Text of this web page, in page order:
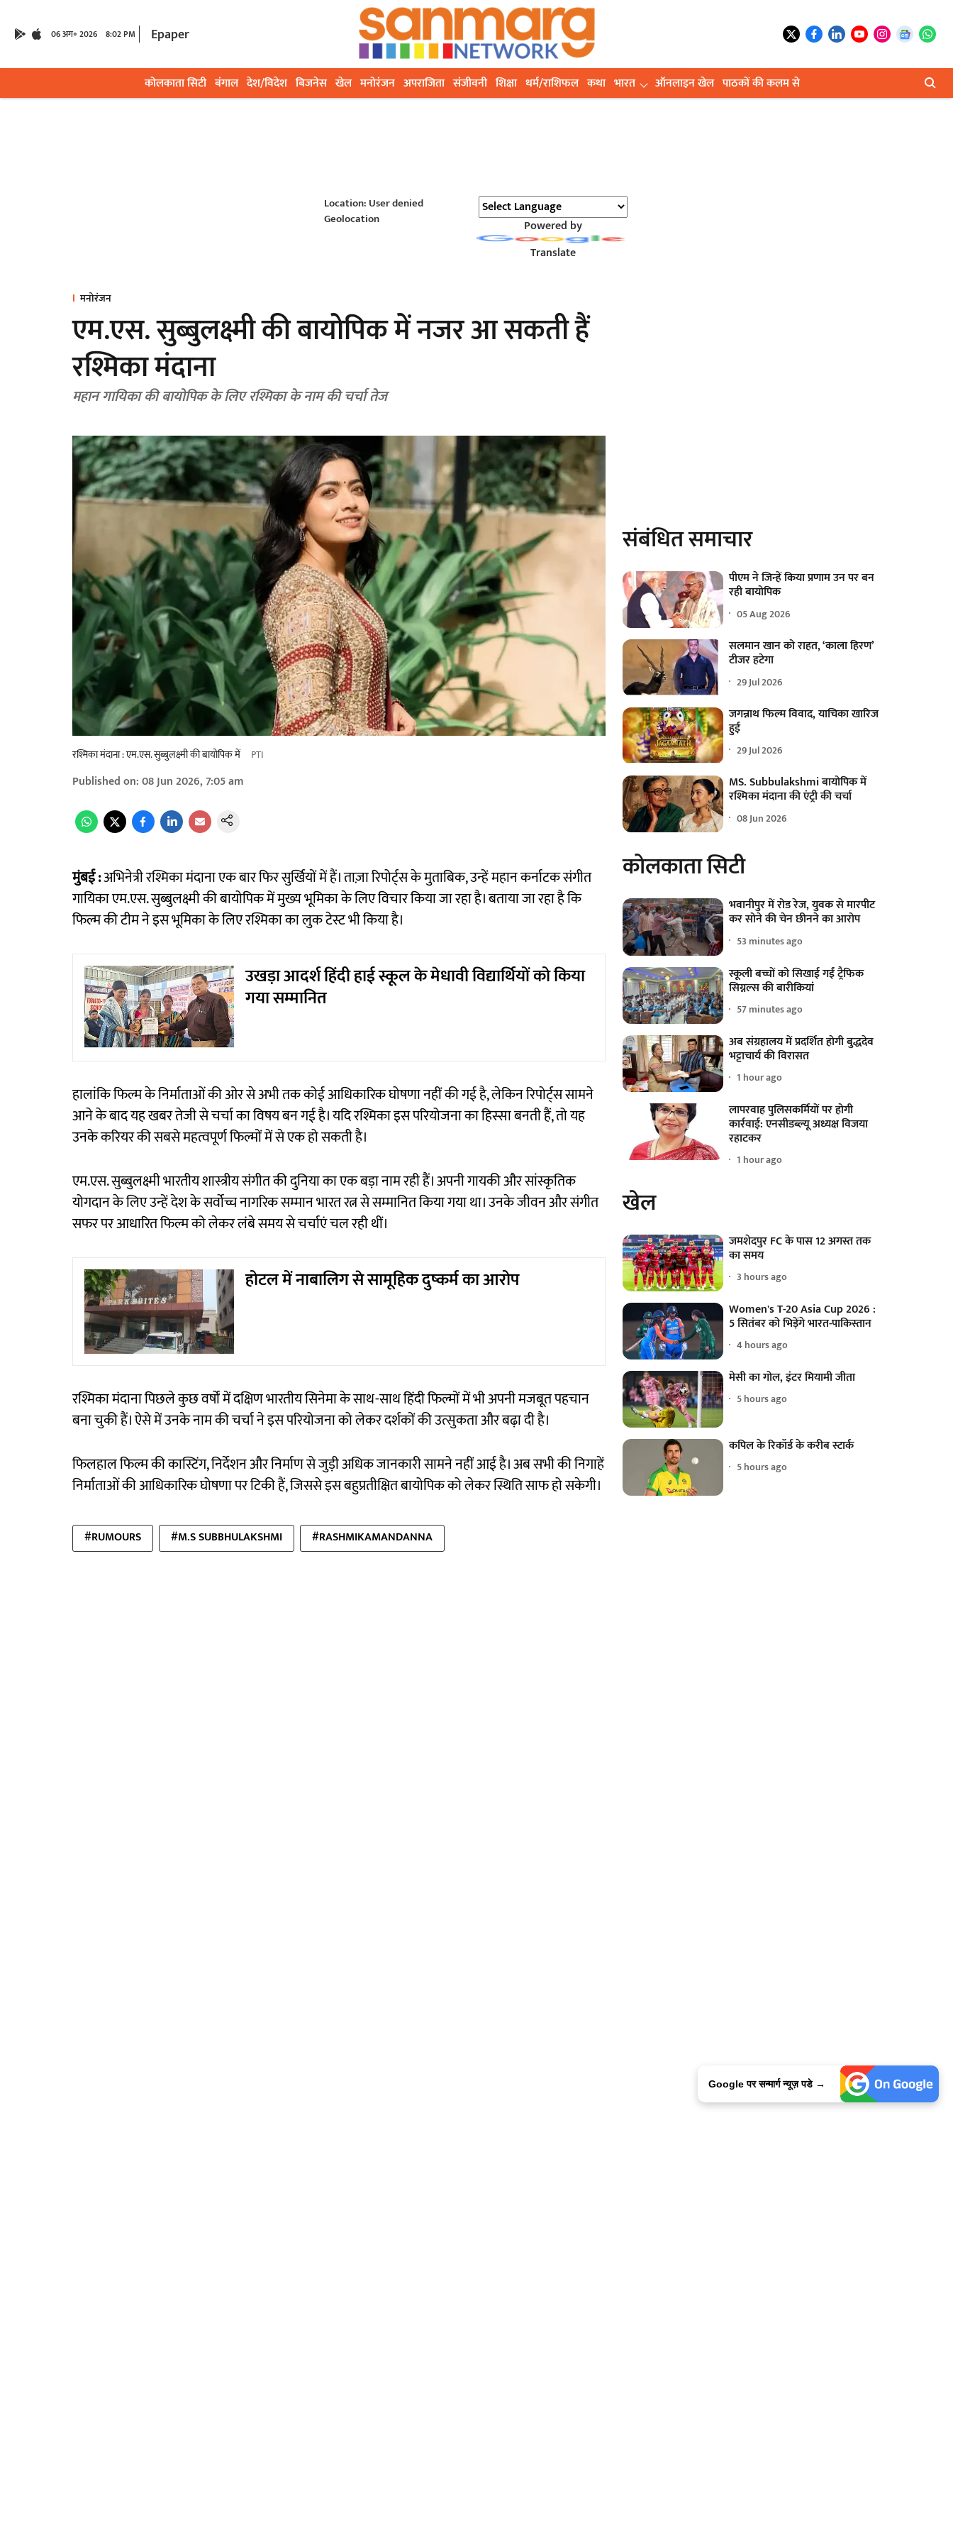
06 अग॰ 2026 8:02 PM Epaper
कोलकाता सिटी बंगाल देश/विदेश बिजनेस खेल मनोरंजन अपराजिता संजीवनी शिक्षा धर्म/राशिफल कथा भारत ऑनलाइन खेल पाठकों की कलम से
Location: User denied
Geolocation
Powered by
Translate
मनोरंजन
एम.एस. सुब्बुलक्ष्मी की बायोपिक में नजर आ सकती हैं
रश्मिका मंदाना
महान गायिका की बायोपिक के लिए रश्मिका के नाम की चर्चा तेज
रश्मिका मंदाना : एम.एस. सुब्बुलक्ष्मी की बायोपिक में PTI
Published on:08 Jun 2026, 7:05 am
मुंबई :अभिनेत्री रश्मिका मंदाना एक बार फिर सुर्खियों में हैं। ताज़ा रिपोर्ट्स के मुताबिक, उन्हें महान कर्नाटक संगीत
गायिका एम.एस. सुब्बुलक्ष्मी की बायोपिक में मुख्य भूमिका के लिए विचार किया जा रहा है। बताया जा रहा है कि
फिल्म की टीम ने इस भूमिका के लिए रश्मिका का लुक टेस्ट भी किया है।
उखड़ा आदर्श हिंदी हाई स्कूल के मेधावी विद्यार्थियों को किया
गया सम्मानित
हालांकि फिल्म के निर्माताओं की ओर से अभी तक कोई आधिकारिक घोषणा नहीं की गई है, लेकिन रिपोर्ट्स सामने
आने के बाद यह खबर तेजी से चर्चा का विषय बन गई है। यदि रश्मिका इस परियोजना का हिस्सा बनती हैं, तो यह
उनके करियर की सबसे महत्वपूर्ण फिल्मों में से एक हो सकती है।
एम.एस. सुब्बुलक्ष्मी भारतीय शास्त्रीय संगीत की दुनिया का एक बड़ा नाम रही हैं। अपनी गायकी और सांस्कृतिक
योगदान के लिए उन्हें देश के सर्वोच्च नागरिक सम्मान भारत रत्न से सम्मानित किया गया था। उनके जीवन और संगीत
सफर पर आधारित फिल्म को लेकर लंबे समय से चर्चाएं चल रही थीं।
होटल में नाबालिग से सामूहिक दुष्कर्म का आरोप
रश्मिका मंदाना पिछले कुछ वर्षों में दक्षिण भारतीय सिनेमा के साथ-साथ हिंदी फिल्मों में भी अपनी मजबूत पहचान
बना चुकी हैं। ऐसे में उनके नाम की चर्चा ने इस परियोजना को लेकर दर्शकों की उत्सुकता और बढ़ा दी है।
फिलहाल फिल्म की कास्टिंग, निर्देशन और निर्माण से जुड़ी अधिक जानकारी सामने नहीं आई है। अब सभी की निगाहें
निर्माताओं की आधिकारिक घोषणा पर टिकी हैं, जिससे इस बहुप्रतीक्षित बायोपिक को लेकर स्थिति साफ हो सकेगी।
#RUMOURS #M.S SUBBHULAKSHMI #RASHMIKAMANDANNA
संबंधित समाचार
पीएम ने जिन्हें किया प्रणाम उन पर बन
रही बायोपिक
05 Aug 2026
सलमान खान को राहत, ‘काला हिरण’
टीजर हटेगा
29 Jul 2026
जगन्नाथ फिल्म विवाद, याचिका खारिज
हुई
29 Jul 2026
MS. Subbulakshmi बायोपिक में
रश्मिका मंदाना की एंट्री की चर्चा
08 Jun 2026
कोलकाता सिटी
भवानीपुर में रोड रेज, युवक से मारपीट
कर सोने की चेन छीनने का आरोप
53 minutes ago
स्कूली बच्चों को सिखाई गईं ट्रैफिक
सिग्नल्स की बारीकियां
57 minutes ago
अब संग्रहालय में प्रदर्शित होगी बुद्धदेव
भट्टाचार्य की विरासत
1 hour ago
लापरवाह पुलिसकर्मियों पर होगी
कार्रवाई: एनसीडब्ल्यू अध्यक्ष विजया
रहाटकर
1 hour ago
खेल
जमशेदपुर FC के पास 12 अगस्त तक
का समय
3 hours ago
Women's T-20 Asia Cup 2026 :
5 सितंबर को भिड़ेंगे भारत-पाकिस्तान
4 hours ago
मेसी का गोल, इंटर मियामी जीता
5 hours ago
कपिल के रिकॉर्ड के करीब स्टार्क
5 hours ago
Google पर सन्मार्ग न्यूज़ पडे →